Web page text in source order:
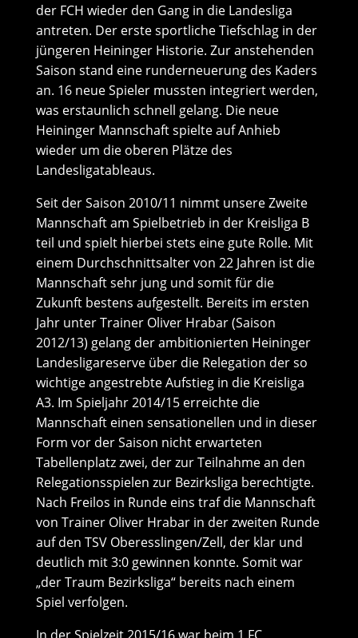
der FCH wieder den Gang in die Landesliga
antreten. Der erste sportliche Tiefschlag in der
jüngeren Heininger Historie. Zur anstehenden
Saison stand eine runderneuerung des Kaders
an. 16 neue Spieler mussten integriert werden,
was erstaunlich schnell gelang. Die neue
Heininger Mannschaft spielte auf Anhieb
wieder um die oberen Plätze des
Landesligatableaus.
Seit der Saison 2010/11 nimmt unsere Zweite
Mannschaft am Spielbetrieb in der Kreisliga B
teil und spielt hierbei stets eine gute Rolle. Mit
einem Durchschnittsalter von 22 Jahren ist die
Mannschaft sehr jung und somit für die
Zukunft bestens aufgestellt. Bereits im ersten
Jahr unter Trainer Oliver Hrabar (Saison
2012/13) gelang der ambitionierten Heininger
Landesligareserve über die Relegation der so
wichtige angestrebte Aufstieg in die Kreisliga
A3. Im Spieljahr 2014/15 erreichte die
Mannschaft einen sensationellen und in dieser
Form vor der Saison nicht erwarteten
Tabellenplatz zwei, der zur Teilnahme an den
Relegationsspielen zur Bezirksliga berechtigte.
Nach Freilos in Runde eins traf die Mannschaft
von Trainer Oliver Hrabar in der zweiten Runde
auf den TSV Oberesslingen/Zell, der klar und
deutlich mit 3:0 gewinnen konnte. Somit war
„der Traum Bezirksliga“ bereits nach einem
Spiel verfolgen.